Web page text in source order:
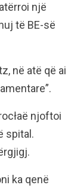
një
të BE-së
në atë që ai
njoftoi
spital.
ka qenë